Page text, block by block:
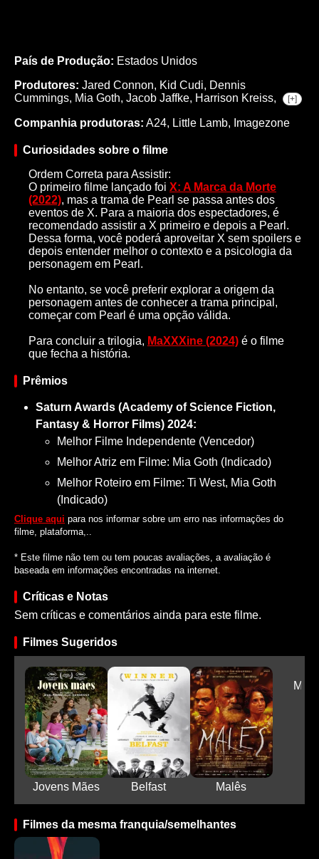
País de Produção: Estados Unidos
Produtores: Jared Connon, Kid Cudi, Dennis
Cummings, Mia Goth, Jacob Jaffke, Harrison Kreiss, [+]
Companhia produtoras: A24, Little Lamb, Imagezone
Curiosidades sobre o filme
Ordem Correta para Assistir:
O primeiro filme lançado foi X: A Marca da Morte
(2022), mas a trama de Pearl se passa antes dos
eventos de X. Para a maioria dos espectadores, é
recomendado assistir a X primeiro e depois a Pearl.
Dessa forma, você poderá aproveitar X sem spoilers e
depois entender melhor o contexto e a psicologia da
personagem em Pearl.
No entanto, se você preferir explorar a origem da
personagem antes de conhecer a trama principal,
começar com Pearl é uma opção válida.
Para concluir a trilogia, MaXXXine (2024) é o filme
que fecha a história.
Prêmios
Saturn Awards (Academy of Science Fiction,
Fantasy & Horror Films) 2024:
Melhor Filme Independente (Vencedor)
Melhor Atriz em Filme: Mia Goth (Indicado)
Melhor Roteiro em Filme: Ti West, Mia Goth
(Indicado)
Clique aqui para nos informar sobre um erro nas informações do
filme, plataforma,..
* Este filme não tem ou tem poucas avaliações, a avaliação é
baseada em informações encontradas na internet.
Críticas e Notas
Sem críticas e comentários ainda para este filme.
Filmes Sugeridos
Jovens Mães Belfast Malês
Filmes da mesma franquia/semelhantes